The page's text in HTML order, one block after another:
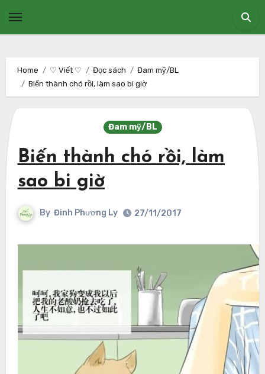
Home ♡ Viết ♡ Đọc sách
Đam mỹ/BL
Biến thành chó rồi, làm sao bi giờ
Đam mỹ/BL
Biến thành chó rồi, làm
sao bi giờ
By Đinh Phương Ly 27/11/2017